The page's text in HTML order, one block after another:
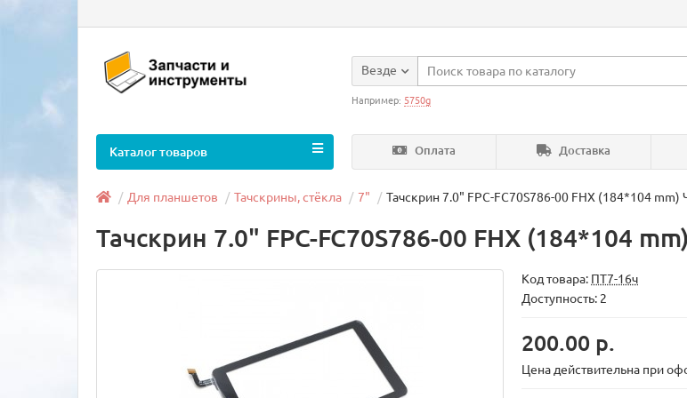
Везде
Например: 5750g
Оплата Доставка
Каталог товаров
Для планшетов Тачскрины, стёкла 7" Тачскрин 7.0" FPC-FC70S786-00 FHX (184*104
Тачскрин 7.0" FPC-FC70S786-00 FHX (184*104
Код товара: ПТ7-16ч
Доступность: 2
200.00 р.
Цена действительна при